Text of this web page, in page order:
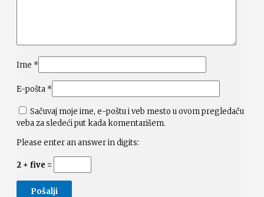
Ime *
E-pošta *
Sačuvaj moje ime, e-poštu i veb mesto u ovom pregledaču
veba za sledeći put kada komentarišem.
Please enter an answer in digits:
2 + five =